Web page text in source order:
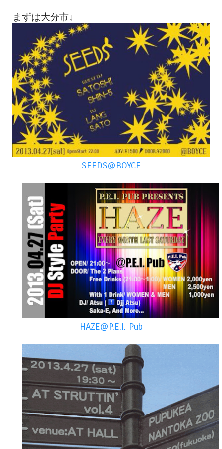
まずは大分市↓
SEEDS@BOYCE
HAZE@P.E.I. Pub